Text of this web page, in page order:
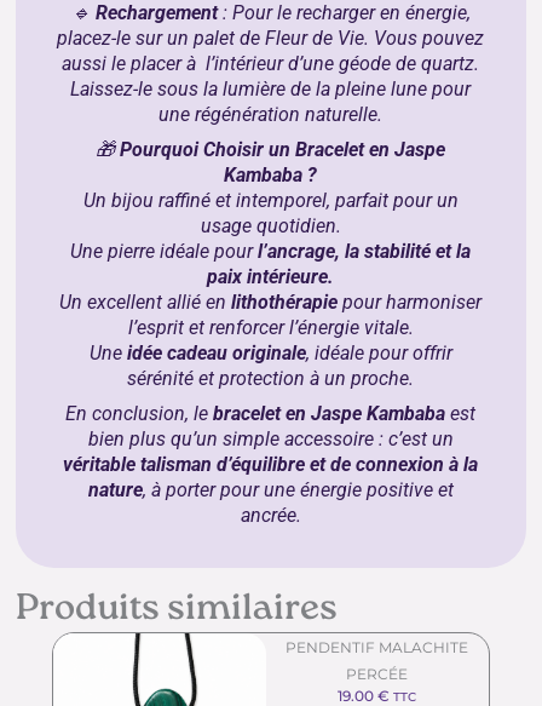
🔹 Rechargement: Pour le recharger en énergie,
placez-le sur unpalet de Fleur de Vie. Vous pouvez
aussi le placer à l’intérieur d’unegéode de quartz.
Laissez-le sous la lumière de la pleine lune pour
une régénération naturelle.
🎁Pourquoi Choisir un Bracelet en Jaspe
Kambaba ?
Un bijou raffiné et intemporel, parfait pour un
usage quotidien.
Une pierre idéale pourl’ancrage, la stabilité et la
paix intérieure.
Un excellent allié enlithothérapie pour harmoniser
l’esprit et renforcer l’énergie vitale.
Une idée cadeau originale, idéale pour offrir
sérénité et protection à un proche.
En conclusion, lebracelet en Jaspe Kambaba est
bien plus qu’un simple accessoire : c’est un
véritable talisman d’équilibre et de connexion à la
nature, à porter pour une énergie positive et
ancrée.
Produits similaires
PENDENTIF MALACHITE
PERCÉE
19.00€ TTC